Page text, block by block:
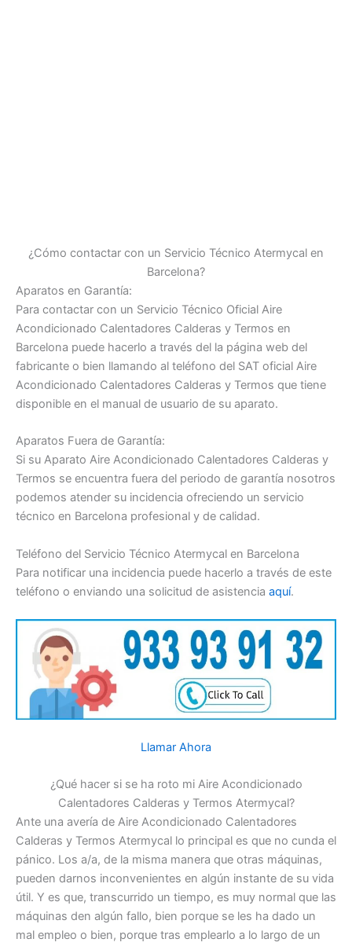
¿Cómo contactar con un Servicio Técnico Atermycal en
Barcelona?
Aparatos en Garantía:
Para contactar con un Servicio Técnico Oficial Aire
Acondicionado Calentadores Calderas y Termos en
Barcelona puede hacerlo a través del la página web del
fabricante o bien llamando al teléfono del SAT oficial Aire
Acondicionado Calentadores Calderas y Termos que tiene
disponible en el manual de usuario de su aparato.
Aparatos Fuera de Garantía:
Si su Aparato Aire Acondicionado Calentadores Calderas y
Termos se encuentra fuera del periodo de garantía nosotros
podemos atender su incidencia ofreciendo un servicio
técnico en Barcelona profesional y de calidad.
Teléfono del Servicio Técnico Atermycal en Barcelona
Para notificar una incidencia puede hacerlo a través de este
teléfono o enviando una solicitud de asistencia aquí.
Llamar Ahora
¿Qué hacer si se ha roto mi Aire Acondicionado
Calentadores Calderas y Termos Atermycal?
Ante una avería de Aire Acondicionado Calentadores
Calderas y Termos Atermycal lo principal es que no cunda el
pánico. Los a/a, de la misma manera que otras máquinas,
pueden darnos inconvenientes en algún instante de su vida
útil. Y es que, transcurrido un tiempo, es muy normal que las
máquinas den algún fallo, bien porque se les ha dado un
mal empleo o bien, porque tras emplearlo a lo largo de un